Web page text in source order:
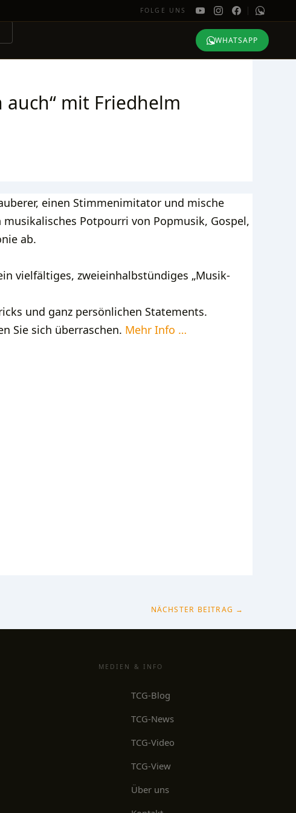
FOLGE UNS
WHATSAPP
auch“ mit Friedhelm
einen Stimmenimitator und mische
Potpourri von Popmusik, Gospel,
ab.
vielfältiges, zweieinhalbstündiges „Musik-
und ganz persönlichen Statements.
Sie sich überraschen. Mehr Info …
NÄCHSTER BEITRAG →
MEDIEN & INFO
TCG-Blog
TCG-News
TCG-Video
TCG-View
Über uns